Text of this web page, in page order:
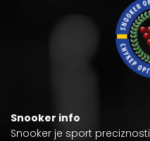
Snooker info
Snooker je sport preciznosti